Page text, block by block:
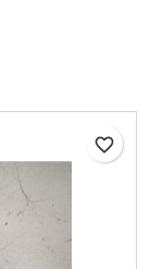
favorite_border